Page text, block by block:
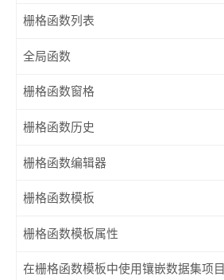
栅格函数列表
全局函数
栅格函数窗格
栅格函数历史
栅格函数编辑器
栅格函数模板
栅格函数模板属性
在栅格函数模板中使用镶嵌数据集项目